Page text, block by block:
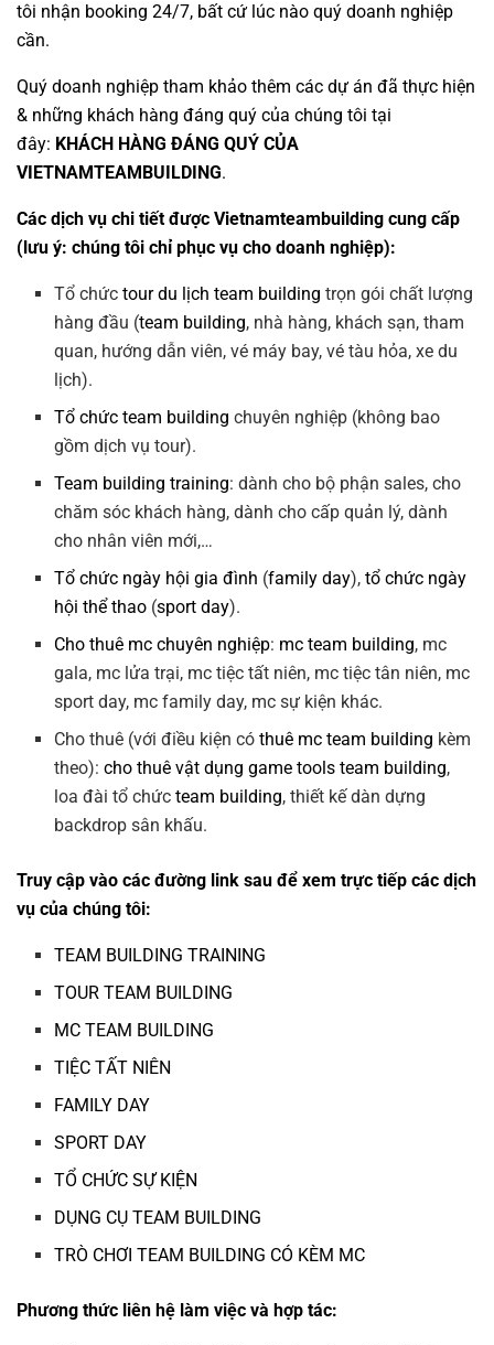
tôi nhận booking 24/7, bất cứ lúc nào quý doanh nghiệp
cần.
Quý doanh nghiệp tham khảo thêm các dự án đã thực hiện
& những khách hàng đáng quý của chúng tôi tại
đây: KHÁCH HÀNG ĐÁNG QUÝ CỦA
VIETNAMTEAMBUILDING.
Các dịch vụ chi tiết được Vietnamteambuilding cung cấp
(lưu ý: chúng tôi chỉ phục vụ cho doanh nghiệp):
Tổ chứctour du lịch team building trọn gói chất lượng
hàng đầu (team building, nhà hàng, khách sạn, tham
quan, hướng dẫn viên, vé máy bay, vé tàu hỏa, xe du
lịch).
Tổ chức team building chuyên nghiệp (không bao
gồm dịch vụ tour).
Team building training: dành cho bộ phận sales, cho
chăm sóc khách hàng, dành cho cấp quản lý, dành
cho nhân viên mới,…
Tổ chức ngày hội gia đình (family day),tổ chức ngày
hội thể thao (sport day).
Cho thuê mc chuyên nghiệp: mc team building, mc
gala, mc lửa trại, mc tiệc tất niên, mc tiệc tân niên, mc
sport day, mc family day, mc sự kiện khác.
Cho thuê (với điều kiện cóthuê mc team building kèm
theo):cho thuê vật dụng game tools team building,
loa đài tổ chứcteam building, thiết kế dàn dựng
backdrop sân khấu.
Truy cập vào các đường link sau để xem trực tiếp các dịch
vụ của chúng tôi:
TEAM BUILDING TRAINING
TOUR TEAM BUILDING
MC TEAM BUILDING
TIỆC TẤT NIÊN
FAMILY DAY
SPORT DAY
TỔ CHỨC SỰ KIỆN
DỤNG CỤ TEAM BUILDING
TRÒ CHƠI TEAM BUILDING CÓ KÈM MC
Phương thức liên hệ làm việc và hợp tác: